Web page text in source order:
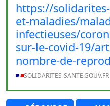
https://
et-maladies/
infectieuses/
sur-le-covid-19/
nombre-de-
SOLIDARITES-SANTE.GOUV.FR